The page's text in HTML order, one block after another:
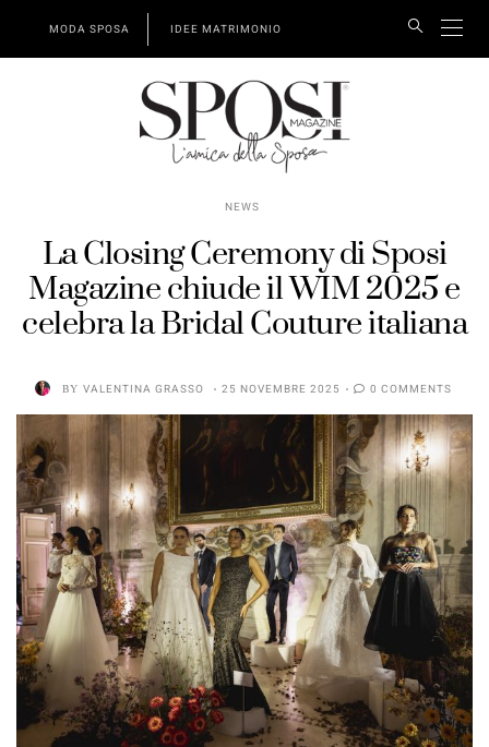
MODA SPOSA IDEE MATRIMONIO
NEWS
La Closing Ceremony di Sposi
Magazine chiude il WIM 2025 e
celebra la Bridal Couture italiana
BY VALENTINA GRASSO 25 NOVEMBRE 2025 0 COMMENTS